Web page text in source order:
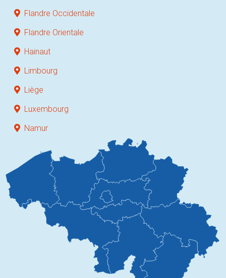
Flandre Occidentale
Flandre Orientale
Hainaut
Limbourg
Liège
Luxembourg
Namur